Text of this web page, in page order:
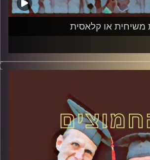
משיחית או קלאסית
ספת הפסיכולוג, עם פרופסור בועז בן-
הירשברגר